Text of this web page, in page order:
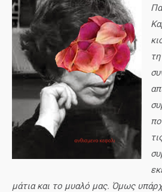
μάτια και το μυαλό μας. Όμως